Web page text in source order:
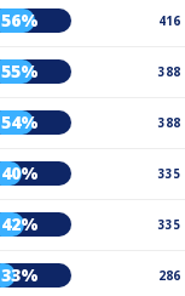
56% 416
55% 388
54% 388
40% 335
42% 335
33% 286